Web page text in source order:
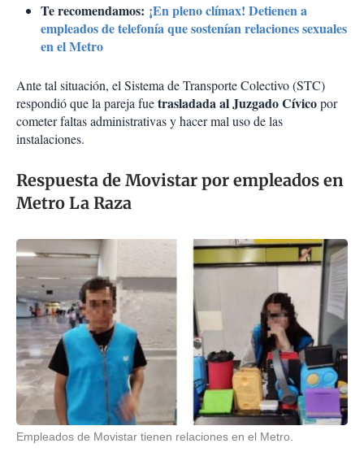
Te recomendamos: ¡En pleno clímax! Detienen a
empleados de telefonía que sostenían relaciones sexuales
en el Metro
Ante tal situación, el Sistema de Transporte Colectivo (STC)
respondió que la pareja fuetrasladada al Juzgado Cívicopor
cometer faltas administrativas y hacer mal uso de las
instalaciones.
Respuesta de Movistar por empleados en
Metro La Raza
Empleados de Movistar tienen relaciones en el Metro.